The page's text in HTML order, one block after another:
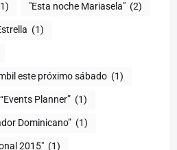
"Esta noche Mariasela" (2)
(1)
este próximo sábado (1)
“Events Planner” (1)
Dominicano” (1)
2015" (1)